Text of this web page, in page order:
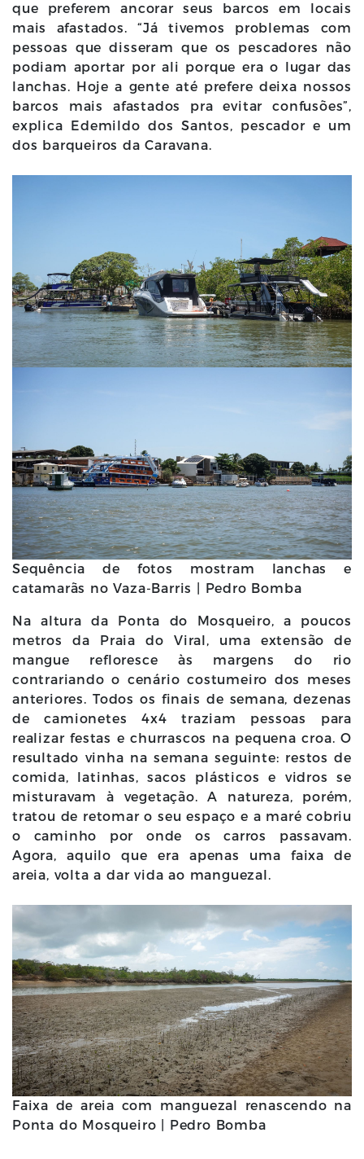
que preferem ancorar seus barcos em locais
mais afastados. “Já tivemos problemas com
pessoas que disseram que os pescadores não
podiam aportar por ali porque era o lugar das
lanchas. Hoje a gente até prefere deixa nossos
barcos mais afastados pra evitar confusões”,
explica Edemildo dos Santos, pescador e um
dos barqueiros da Caravana.
Sequência de fotos mostram lanchas e
catamarãs no Vaza-Barris | Pedro Bomba
Na altura da Ponta do Mosqueiro, a poucos
metros da Praia do Viral, uma extensão de
mangue refloresce às margens do rio
contrariando o cenário costumeiro dos meses
anteriores. Todos os finais de semana, dezenas
de camionetes 4x4 traziam pessoas para
realizar festas e churrascos na pequena croa. O
resultado vinha na semana seguinte: restos de
comida, latinhas, sacos plásticos e vidros se
misturavam à vegetação. A natureza, porém,
tratou de retomar o seu espaço e a maré cobriu
o caminho por onde os carros passavam.
Agora, aquilo que era apenas uma faixa de
areia, volta a dar vida ao manguezal.
Faixa de areia com manguezal renascendo na
Ponta do Mosqueiro | Pedro Bomba